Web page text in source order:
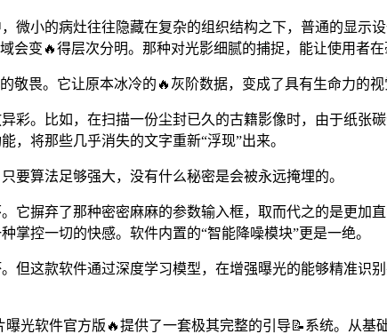
微小的病灶往往隐藏在复杂的组织结构之下，普通的显示
会变🔥得层次分明。那种对光影细腻的捕捉，能让使用者在
敬畏。它让原本冰冷的🔥灰阶数据，变成了具有生命力的视
彩。比如，在扫描一份尘封已久的古籍影像时，由于纸张
，将那些几乎消失的文字重新“浮现”出来。
要算法足够强大，没有什么秘密是会被永远掩埋的。
它摒弃了那种密密麻麻的参数输入框，取而代之的是更加
控一切的快感。软件内置的“智能降噪模块”更是一绝。
但这款软件通过深度学习模型，在增强曝光的能够精准识
光软件官方版🔥提供了一套极其完整的引导📝系统。从